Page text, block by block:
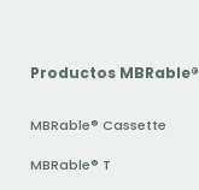
Productos MBRable®
MBRable® Cassette
MBRable® T